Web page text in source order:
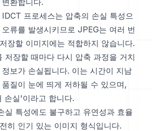
환합니다.
프로세스는 압축의 손실 특성으
류를 발생시키므로 JPEG는 여러 번
장할 이미지에는 적합하지 않습니다.
저장할 때마다 다시 압축 과정을 거치
보가 손실됩니다. 이는 시간이 지남
질이 눈에 띄게 저하될 수 있으며,
손실'이라고 합니다.
실 특성에도 불구하고 유연성과 효율
히 인기 있는 이미지 형식입니다.